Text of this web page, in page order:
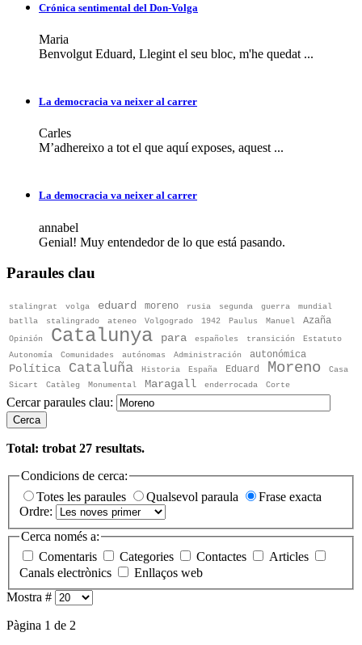
Crónica sentimental del Don-Volga
Maria
Benvolgut Eduard, Llegint el seu bloc, m'he quedat ...
La democracia va neixer al carrer
Carles
M’adhereixo a tot el que aquí exposes, aquest ...
La democracia va neixer al carrer
annabel
Genial! Muy entendedor de lo que está pasando.
Paraules clau
stalingrat volga eduard moreno rusia segunda guerra
mundial
batlla
stalingrado ateneo Volgogrado 1942 Paulus Manuel Azaña
Opinión Catalunya para españoles transición
Estatuto
Autonomía
Comunidades autónomas Administración autonómica
Política Cataluña Historia España Eduard Moreno
Casa
Sicart
Catàleg Monumental Maragall enderrocada Corte
Cercar paraules clau:
Cerca
Total: trobat 27 resultats.
Condicions de cerca:
Totes les paraules
Qualsevol paraula
Frase exacta
Ordre:
Cerca només a:
Comentaris
Categories Contactes
Articles
Canals electrònics
Enllaços web
Mostra #
Pàgina 1 de 2